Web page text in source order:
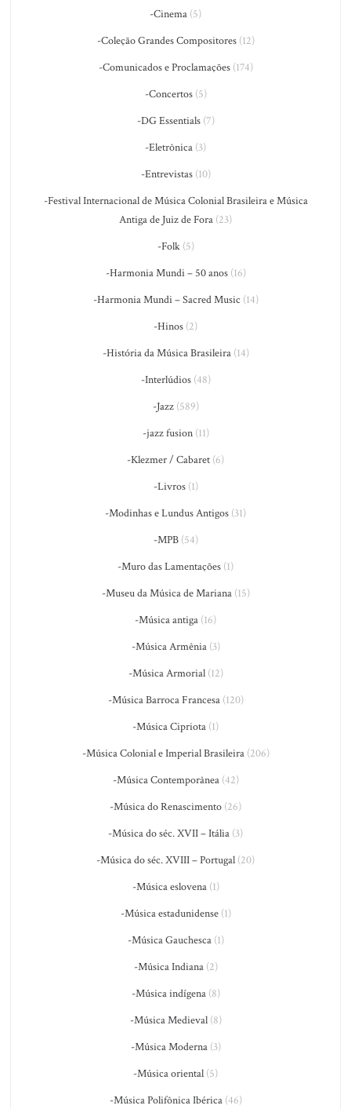
-Cinema (5)
-Coleção Grandes Compositores(12)
-Comunicados e Proclamações(174)
-Concertos(5)
-DG Essentials(7)
-Eletrônica (3)
-Entrevistas(10)
-Festival Internacional de Música Colonial Brasileira e Música
Antiga de Juiz de Fora (23)
-Folk(5)
-Harmonia Mundi – 50 anos(16)
-Harmonia Mundi – Sacred Music (14)
-Hinos (2)
-História da Música Brasileira(14)
-Interlúdios(48)
-Jazz(589)
-jazz fusion(11)
-Klezmer / Cabaret (6)
-Livros(1)
-Modinhas e Lundus Antigos (31)
-MPB(54)
-Muro das Lamentações (1)
-Museu da Música de Mariana(15)
-Música antiga (16)
-Música Armênia(3)
-Música Armorial(12)
-Música Barroca Francesa(120)
-Música Cipriota (1)
-Música Colonial e Imperial Brasileira(206)
-Música Contemporânea(42)
-Música do Renascimento (26)
-Música do séc. XVII – Itália (3)
-Música do séc. XVIII – Portugal (20)
-Música eslovena(1)
-Música estadunidense(1)
-Música Gauchesca(1)
-Música Indiana(2)
-Música indígena(8)
-Música Medieval(8)
-Música Moderna(3)
-Música oriental (5)
-Música Polifônica Ibérica(46)